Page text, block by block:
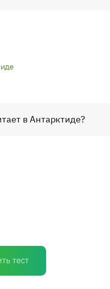
в Антарктиде?
тест